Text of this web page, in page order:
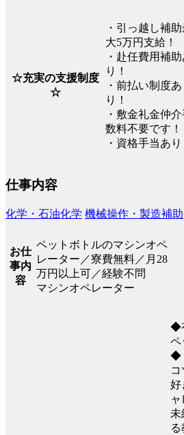
☆充実の支援制度
☆
・引っ越し補
大5万円支給！
・赴任費用補助
り！
・前払い制度あ
り！
・敷金礼金仲
数料不要です！
・資格手当あり
仕事内容
化学・石油化学 機械操作・製造補助
お仕
事内
容
ペットボトルのマシンオペ
レーター／寮費無料／月28
万円以上可／経験不問
マシンオペレーター
◆
ペ
◆
好
ャ
未